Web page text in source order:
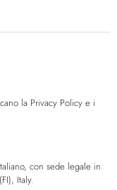
la Privacy Policy e i
con sede legale in
Italy.